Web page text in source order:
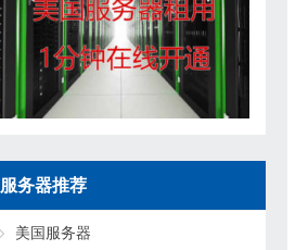
服务器推荐
美国服务器